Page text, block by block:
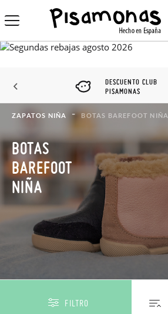
DESCUENTO CLUB
PISAMONAS
ZAPATOS NIÑA BOTAS BAREFOOT NIÑA
BOTAS
BAREFOOT
NIÑA
FILTRO